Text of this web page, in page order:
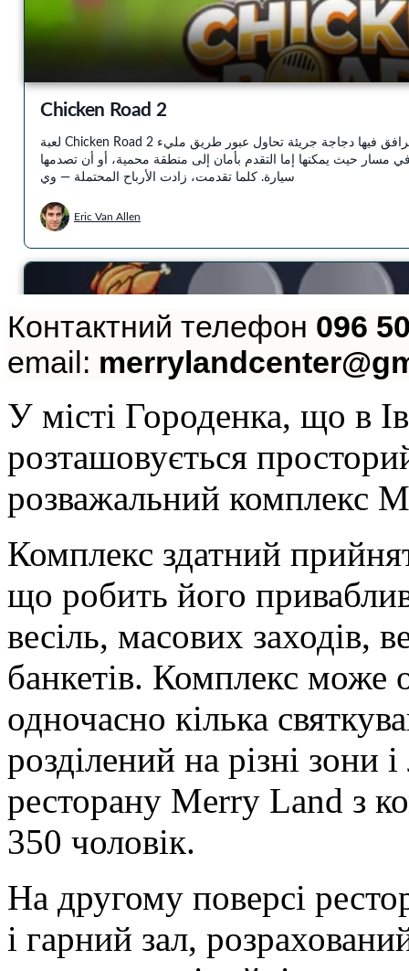
Контактний телефон 096
email:
У місті Городенка, що в
розташовується
розважальний комплекс
Комплекс здатний
що робить його
весіль, масових заходів,
банкетів. Комплекс може
одночасно кілька
розділений на різні зони
ресторану Merry Land з
350 чоловік.
На другому поверсі
і гарний зал,